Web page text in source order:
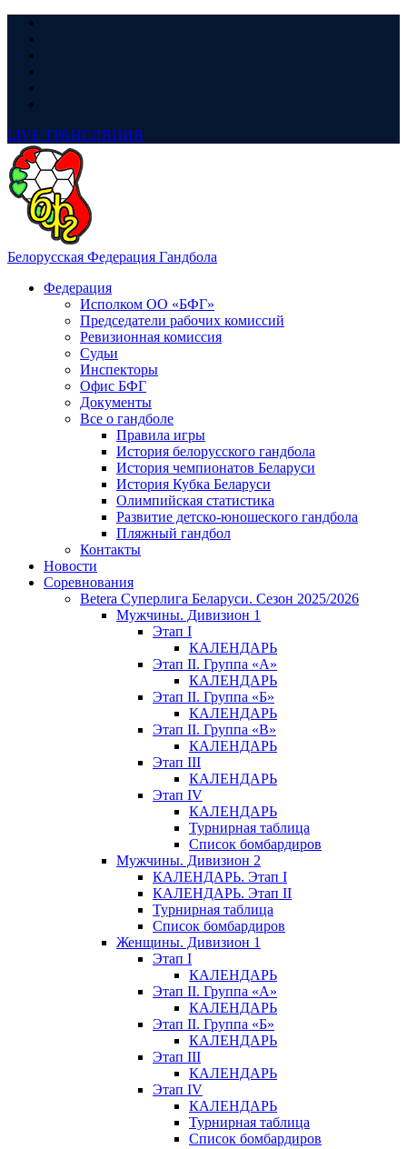
LIVE ТРАНСЛЯЦИЯ
Белорусская Федерация Гандбола
Федерация
Исполком ОО «БФГ»
Председатели рабочих комиссий
Ревизионная комиссия
Судьи
Инспекторы
Офис БФГ
Документы
Все о гандболе
Правила игры
История белорусского гандбола
История чемпионатов Беларуси
История Кубка Беларуси
Олимпийская статистика
Развитие детско-юношеского гандбола
Пляжный гандбол
Контакты
Новости
Соревнования
Betera Суперлига Беларуси. Сезон 2025/2026
Мужчины. Дивизион 1
Этап I
КАЛЕНДАРЬ
Этап II. Группа «А»
КАЛЕНДАРЬ
Этап II. Группа «Б»
КАЛЕНДАРЬ
Этап II. Группа «В»
КАЛЕНДАРЬ
Этап III
КАЛЕНДАРЬ
Этап IV
КАЛЕНДАРЬ
Турнирная таблица
Список бомбардиров
Мужчины. Дивизион 2
КАЛЕНДАРЬ. Этап I
КАЛЕНДАРЬ. Этап II
Турнирная таблица
Список бомбардиров
Женщины. Дивизион 1
Этап I
КАЛЕНДАРЬ
Этап II. Группа «А»
КАЛЕНДАРЬ
Этап II. Группа «Б»
КАЛЕНДАРЬ
Этап III
КАЛЕНДАРЬ
Этап IV
КАЛЕНДАРЬ
Турнирная таблица
Список бомбардиров